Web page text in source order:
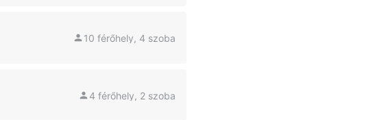
10 férőhely, 4 szoba
4 férőhely, 2 szoba